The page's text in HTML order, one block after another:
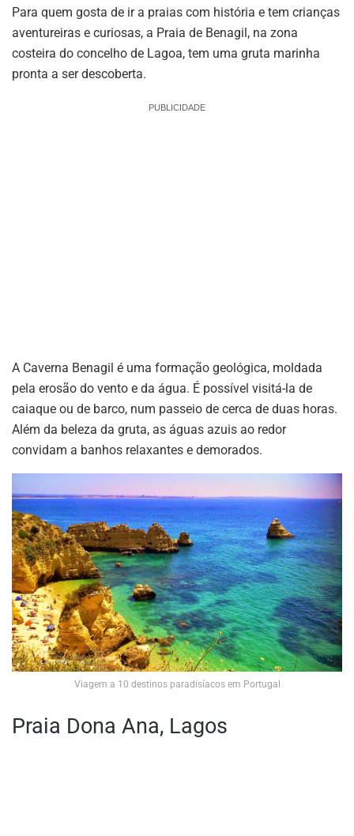
Para quem gosta de ir a praias com história e tem crianças
aventureiras e curiosas, a Praia de Benagil, na zona
costeira do concelho de Lagoa, tem uma gruta marinha
pronta a ser descoberta.
PUBLICIDADE
A Caverna Benagil é uma formação geológica, moldada
pela erosão do vento e da água. É possível visitá-la de
caiaque ou de barco, num passeio de cerca de duas horas.
Além da beleza da gruta, as águas azuis ao redor
convidam a banhos relaxantes e demorados.
Viagem a 10 destinos paradisíacos em Portugal
Praia Dona Ana, Lagos